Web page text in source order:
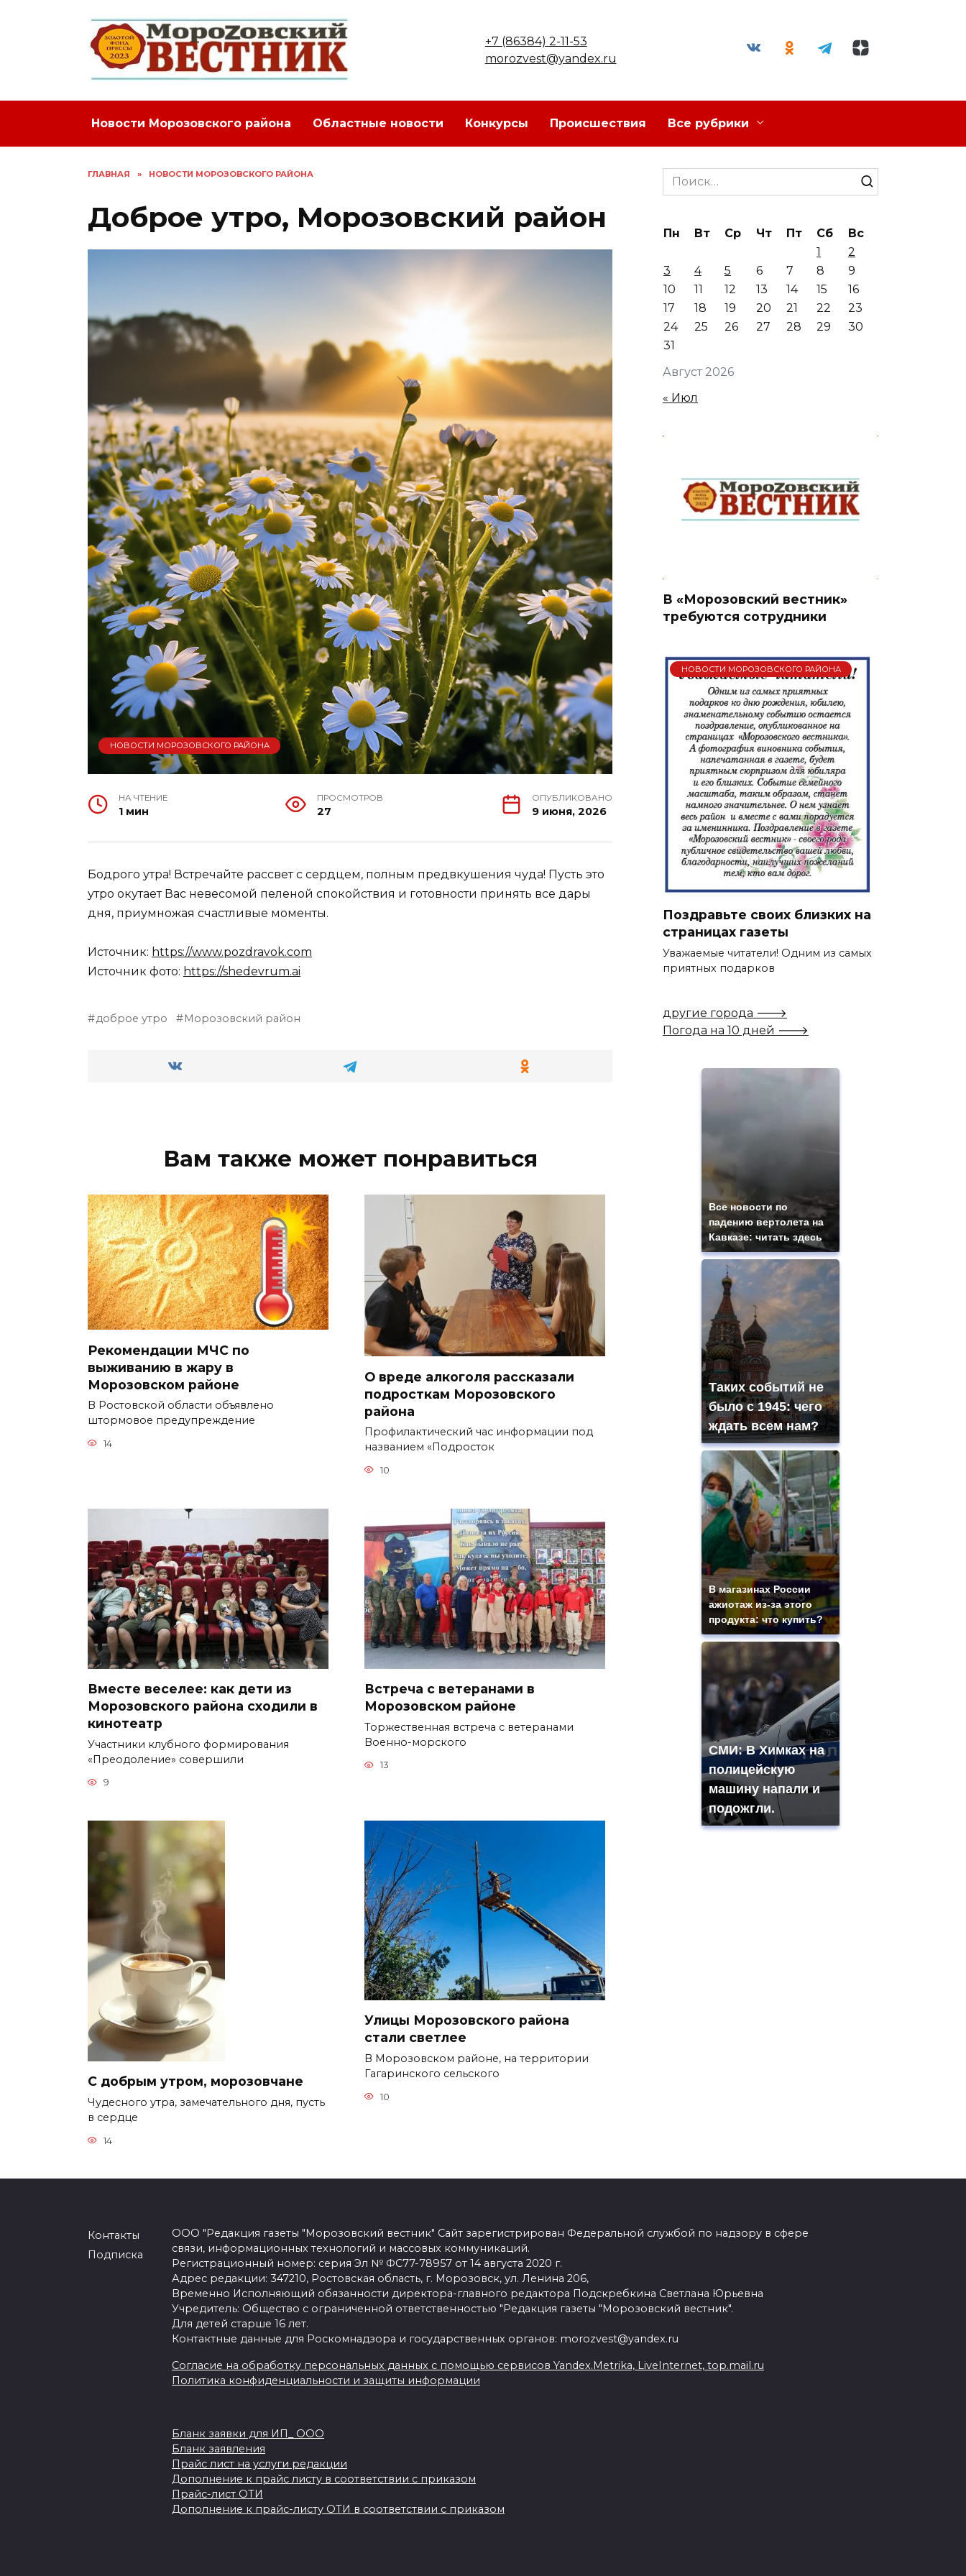
+7 (86384) 2-11-53
morozvest@yandex.ru
Новости Морозовского района Областные новости Конкурсы Происшествия Все рубрики
ГЛАВНАЯ » НОВОСТИ МОРОЗОВСКОГО РАЙОНА
Доброе утро, Морозовский район
НОВОСТИ МОРОЗОВСКОГО РАЙОНА
НА ЧТЕНИЕ
1 мин
ПРОСМОТРОВ
27
ОПУБЛИКОВАНО
9 июня, 2026
Бодрого утра! Встречайте рассвет с сердцем, полным предвкушения чуда! Пусть это
утро окутает Вас невесомой пеленой спокойствия и готовности принять все дары
дня, приумножая счастливые моменты.
Источник: https://www.pozdravok.com
Источник фото: https://shedevrum.ai
доброе утро Морозовский район
Вам также может понравиться
Рекомендации МЧС по
выживанию в жару в
Морозовском районе
В Ростовской области объявлено
штормовое предупреждение
14
О вреде алкоголя рассказали
подросткам Морозовского
района
Профилактический час информации под
названием «Подросток
10
Вместе веселее: как дети из
Морозовского района сходили в
кинотеатр
Участники клубного формирования
«Преодоление» совершили
9
Встреча с ветеранами в
Морозовском районе
Торжественная встреча с ветеранами
Военно-морского
13
С добрым утром, морозовчане
Чудесного утра, замечательного дня, пусть
в сердце
14
Улицы Морозовского района
стали светлее
В Морозовском районе, на территории
Гагаринского сельского
10
Search
for:
Август 2026
Пн Вт Ср Чт Пт Сб
Вс
1
2
3
4 5 6 7 8
9
10
11 12 13 14 15
16
17
18 19 20 21 22
23
24
25 26 27 28 29
30
31
« Июл
В «Морозовский вестник»
требуются сотрудники
НОВОСТИ МОРОЗОВСКОГО РАЙОНА
Поздравьте своих близких на
страницах газеты
Уважаемые читатели! Одним из самых
приятных подарков
другие города 🡒
Погода на 10 дней 🡒
Все новости по
падению вертолета на
Кавказе: читать здесь
Таких событий не
было с 1945: чего
ждать всем нам?
В магазинах России
ажиотаж из-за этого
продукта: что купить?
СМИ: В Химках на
полицейскую
машину напали и
подожгли.
Контакты
Подписка
ООО "Редакция газеты "Морозовский вестник" Сайт зарегистрирован Федеральной службой по надзору в сфере
связи, информационных технологий и массовых коммуникаций.
Регистрационный номер: серия Эл № ФС77-78957 от 14 августа 2020 г.
Адрес редакции: 347210, Ростовская область, г. Морозовск, ул. Ленина 206,
Временно Исполняющий обязанности директора-главного редактора Подскребкина Светлана Юрьевна
Учредитель: Общество с ограниченной ответственностью "Редакция газеты "Морозовский вестник".
Для детей старше 16 лет.
Контактные данные для Роскомнадзора и государственных органов: morozvest@yandex.ru
Согласие на обработку персональных данных с помощью сервисов Yandex.Metrika, LiveInternet, top.mail.ru
Политика конфиденциальности и защиты информации
Бланк заявки для ИП_ ООО
Бланк заявления
Прайс лист на услуги редакции
Дополнение к прайс листу в соответствии с приказом
Прайс-лист ОТИ
Дополнение к прайс-листу ОТИ в соответствии с приказом